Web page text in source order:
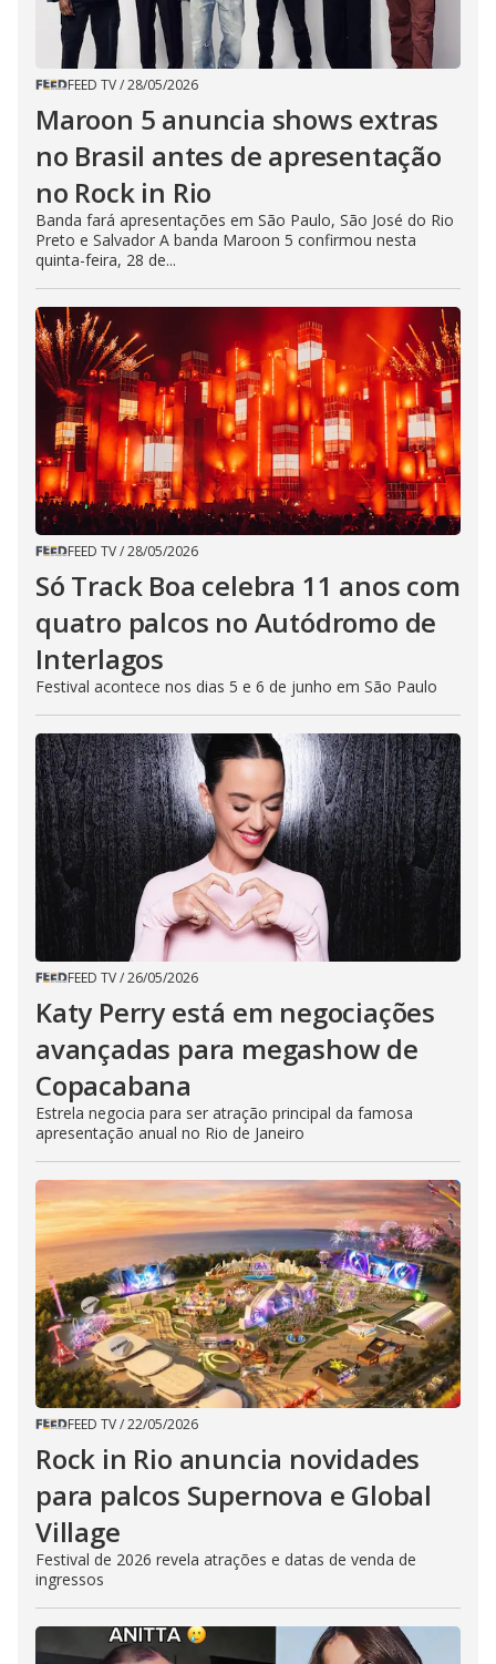
FEED TV/28/05/2026
Maroon 5 anuncia shows extras
no Brasil antes de apresentação
no Rock in Rio
Banda fará apresentações em São Paulo, São José do Rio
Preto e Salvador A banda Maroon 5 confirmou nesta
quinta-feira, 28 de...
FEED TV/28/05/2026
Só Track Boa celebra 11 anos com
quatro palcos no Autódromo de
Interlagos
Festival acontece nos dias 5 e 6 de junho em São Paulo
FEED TV/26/05/2026
Katy Perry está em negociações
avançadas para megashow de
Copacabana
Estrela negocia para ser atração principal da famosa
apresentação anual no Rio de Janeiro
FEED TV/22/05/2026
Rock in Rio anuncia novidades
para palcos Supernova e Global
Village
Festival de 2026 revela atrações e datas de venda de
ingressos